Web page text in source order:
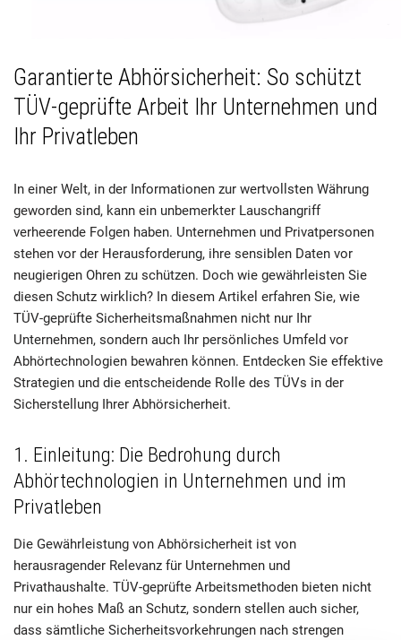
Garantierte Abhörsicherheit: So schützt
TÜV-geprüfte Arbeit Ihr Unternehmen und
Ihr Privatleben
In einer Welt, in der Informationen zur wertvollsten Währung
geworden sind, kann ein unbemerkter Lauschangriff
verheerende Folgen haben. Unternehmen und Privatpersonen
stehen vor der Herausforderung, ihre sensiblen Daten vor
neugierigen Ohren zu schützen. Doch wie gewährleisten Sie
diesen Schutz wirklich? In diesem Artikel erfahren Sie, wie
TÜV-geprüfte Sicherheitsmaßnahmen nicht nur Ihr
Unternehmen, sondern auch Ihr persönliches Umfeld vor
Abhörtechnologien bewahren können. Entdecken Sie effektive
Strategien und die entscheidende Rolle des TÜVs in der
Sicherstellung Ihrer Abhörsicherheit.
1. Einleitung: Die Bedrohung durch
Abhörtechnologien in Unternehmen und im
Privatleben
Die Gewährleistung von Abhörsicherheit ist von
herausragender Relevanz für Unternehmen und
Privathaushalte. TÜV-geprüfte Arbeitsmethoden bieten nicht
nur ein hohes Maß an Schutz, sondern stellen auch sicher,
dass sämtliche Sicherheitsvorkehrungen nach strengen